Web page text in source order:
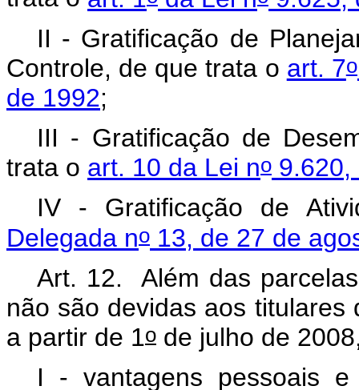
II - Gratificação de
Controle, de que trata o art. 7o
de 1992;
III - Gratificação de
trata o art. 10 da Lei no 9.620,
IV - Gratificação de
Delegada no 13, de 27 de
Art. 12. Além das
não são devidas aos
a partir de 1o de julho de
I - vantagens pessoais e